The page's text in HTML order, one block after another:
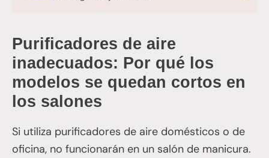
Purificadores de aire
inadecuados: Por qué los
modelos se quedan cortos en
los salones
Si utiliza purificadores de aire domésticos o de
oficina, no funcionarán en un salón de manicura.